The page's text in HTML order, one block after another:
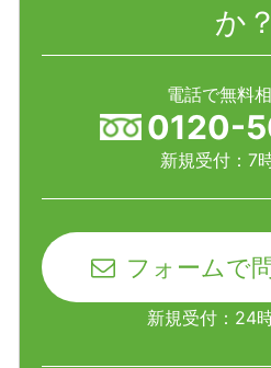
か？
電話で無料
0120-
新規受付：7
フォームで
新規受付：24